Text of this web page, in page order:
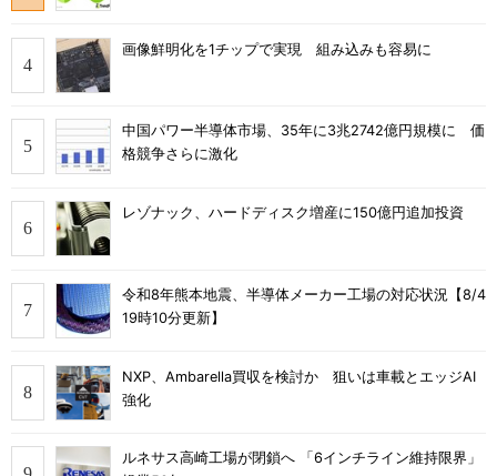
画像鮮明化を1チップで実現 組み込みも容易に
中国パワー半導体市場、35年に3兆2742億円規模に 価
格競争さらに激化
レゾナック、ハードディスク増産に150億円追加投資
令和8年熊本地震、半導体メーカー工場の対応状況【8/4
19時10分更新】
NXP、Ambarella買収を検討か 狙いは車載とエッジAI
強化
ルネサス高崎工場が閉鎖へ 「6インチライン維持限界」